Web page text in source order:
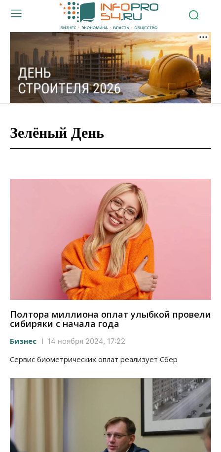
Зелёный День
Полтора миллиона оплат улыбкой провели
сибиряки с начала года
Бизнес 14 ноября 2024, 17:22
Сервис биометрических оплат реализует Сбер